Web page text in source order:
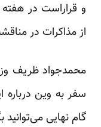
و قراراست در
از مذاکرات در
سفر به وین درباره
گام نهایی